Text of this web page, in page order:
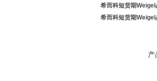
希而科短货期
希而科短货期
产